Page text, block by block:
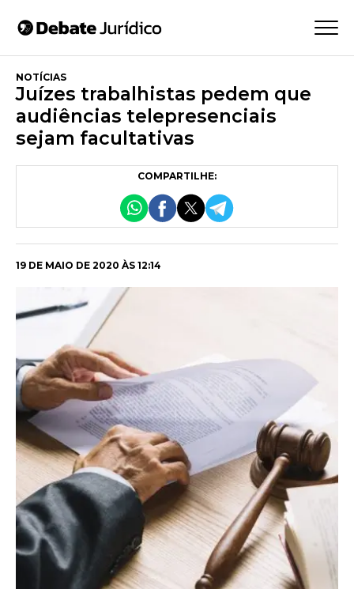
NOTÍCIAS
Juízes trabalhistas pedem que
audiências telepresenciais
sejam facultativas
COMPARTILHE:
19 DE MAIO DE 2020 ÀS 12:14